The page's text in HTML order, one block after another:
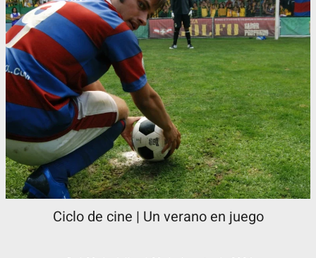
Ciclo de cine | Un verano en juego